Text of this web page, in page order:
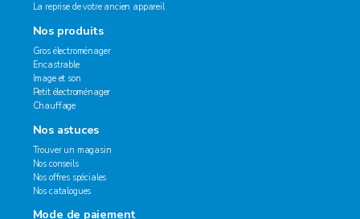
La reprise de votre ancien appareil
Nos produits
Gros électroménager
Encastrable
Image et son
Petit électroménager
Chauffage
Nos astuces
Trouver un magasin
Nos conseils
Nos offres spéciales
Nos catalogues
Mode de paiement